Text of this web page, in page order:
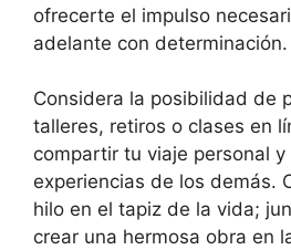
ofrecerte el impulso
adelante con determinación.
Considera la posibilidad de
talleres, retiros o clases en
compartir tu viaje personal
experiencias de los demás.
hilo en el tapiz de la vida;
crear una hermosa obra en